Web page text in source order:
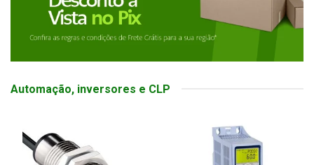
Automação, inversores e CLP